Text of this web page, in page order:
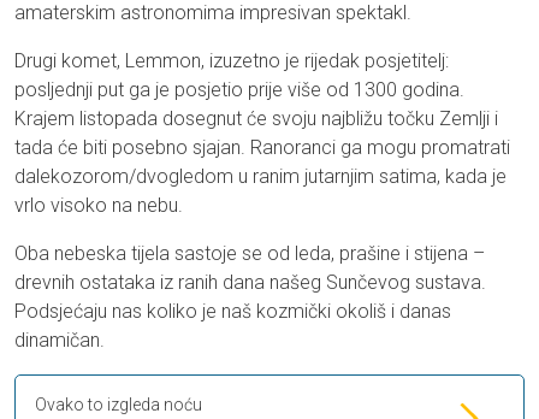
amaterskim astronomima impresivan spektakl.
Drugi komet, Lemmon, izuzetno je rijedak posjetitelj:
posljednji put ga je posjetio prije više od 1300 godina.
Krajem listopada dosegnut će svoju najbližu točku Zemlji i
tada će biti posebno sjajan. Ranoranci ga mogu promatrati
dalekozorom/dvogledom u ranim jutarnjim satima, kada je
vrlo visoko na nebu.
Oba nebeska tijela sastoje se od leda, prašine i stijena –
drevnih ostataka iz ranih dana našeg Sunčevog sustava.
Podsjećaju nas koliko je naš kozmički okoliš i danas
dinamičan.
Ovako to izgleda noću